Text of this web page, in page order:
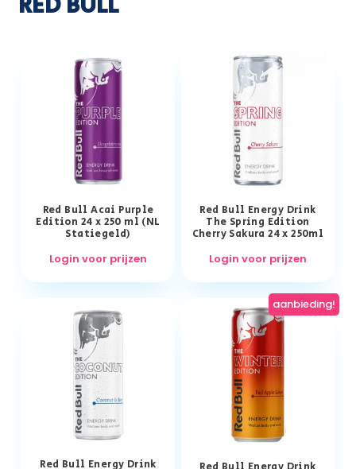
Red Bull Acai Purple
Edition 24 x 250 ml (NL
Statiegeld)
Login voor prijzen
Red Bull Energy Drink
The Spring Edition
Cherry Sakura 24 x 250ml
Login voor prijzen
Red Bull Energy Drink
aanbieding!